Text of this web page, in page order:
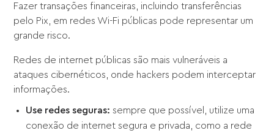
Fazer transações financeiras, incluindo transferências
pelo Pix, em redes Wi-Fi públicas pode representar um
grande risco.
Redes de internet públicas são mais vulneráveis a
ataques cibernéticos, onde hackers podem interceptar
informações.
Use redes seguras:sempre que possível, utilize uma
conexão de internet segura e privada, como a rede